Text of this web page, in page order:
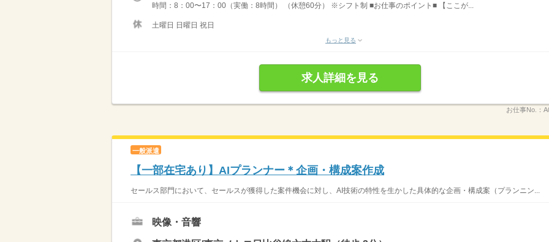
時間：8：00〜17：00（実働：8時間） （休憩60分） ※シフト制 ■お仕事のポイント■ 【ここが...
土曜日 日曜日 祝日
もっと見る
求人詳細を見る
お仕事No.：
一般派遣
【一部在宅あり】AIプランナー＊企画・構成案作成
セールス部門において、セールスが獲得した案件機会に対し、AI技術の特性を生かした具体的な企画・構成案（プランニン...
映像・音響